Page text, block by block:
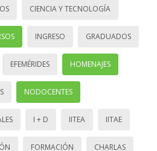
CIENCIA Y TECNOLOGÍA
INGRESO GRADUADOS
EFEMÉRIDES HOMENAJES
NODOCENTES
I + D IITEA IITAE
FORMACIÓN CHARLAS